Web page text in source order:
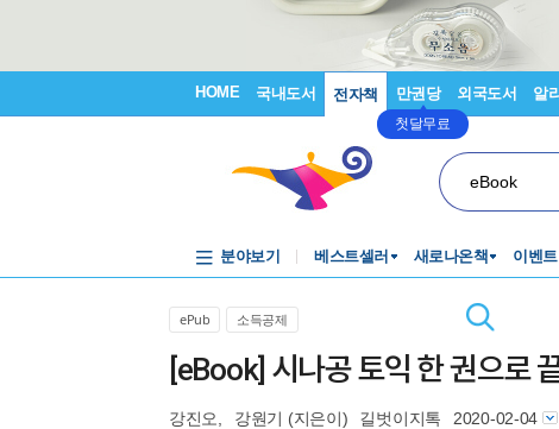
HOME 국내도서 전자책 만권당
첫달무료
외국도서 알
eBook
분야보기 베스트셀러 새로나온책 이벤트
ePub 소득공제
[eBook] 시나공 토익 한 권으로
강진오 강원기 (지은이) 길벗이지톡 2020-02-04